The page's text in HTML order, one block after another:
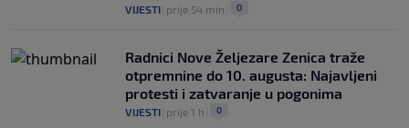
VIJESTI prije 54 min 0
Radnici Nove Željezare Zenica traže
otpremnine do 10. augusta: Najavljeni
protesti i zatvaranje u pogonima
VIJESTI prije 1 h 0